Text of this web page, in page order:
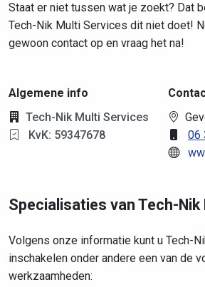
Staat er niet tussen wat je zoekt? Dat
Tech-Nik Multi Services dit niet doet!
gewoon contact op en vraag het na!
Algemene info
Tech-Nik Multi Services
KvK: 59347678
06
Specialisaties van Tech-
Volgens onze informatie kunt u Tech-
inschakelen onder andere een van de
werkzaamheden: